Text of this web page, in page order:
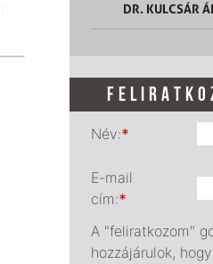
DR. KULCSÁR
Név:*
E-mail
cím:*
A "feliratkozom"
hozzájárulok,